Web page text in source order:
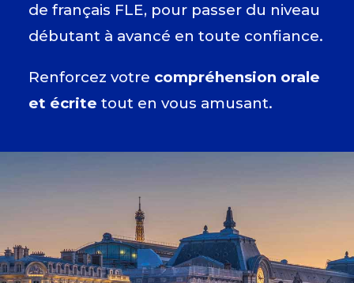
de français FLE, pour passer du niveau
débutant à avancé en toute confiance.
Renforcez votre compréhension orale
et écrite tout en vous amusant.